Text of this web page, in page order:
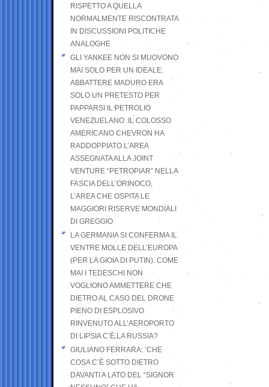
RISPETTO A QUELLA
NORMALMENTE RISCONTRATA
IN DISCUSSIONI POLITICHE
ANALOGHE
GLI YANKEE NON SI MUOVONO
MAI SOLO PER UN IDEALE:
ABBATTERE MADURO ERA
SOLO UN PRETESTO PER
PAPPARSI IL PETROLIO
VENEZUELANO .IL COLOSSO
AMERICANO CHEVRON HA
RADDOPPIATO L’AREA
ASSEGNATA ALLA JOINT
VENTURE “PETROPIAR” NELLA
FASCIA DELL’ORINOCO,
L’AREA CHE OSPITA LE
MAGGIORI RISERVE MONDIALI
DI GREGGIO
LA GERMANIA SI CONFERMA IL
VENTRE MOLLE DELL’EUROPA
(PER LA GIOIA DI PUTIN). COME
MAI I TEDESCHI NON
VOGLIONO AMMETTERE CHE
DIETRO AL CASO DEL DRONE
PIENO DI ESPLOSIVO
RINVENUTO ALL’AEROPORTO
DI LIPSIA C’È LA RUSSIA?
GIULIANO FERRARA: ’CHE
COSA C’È SOTTO DIETRO
DAVANTI A LATO DEL “SIGNOR